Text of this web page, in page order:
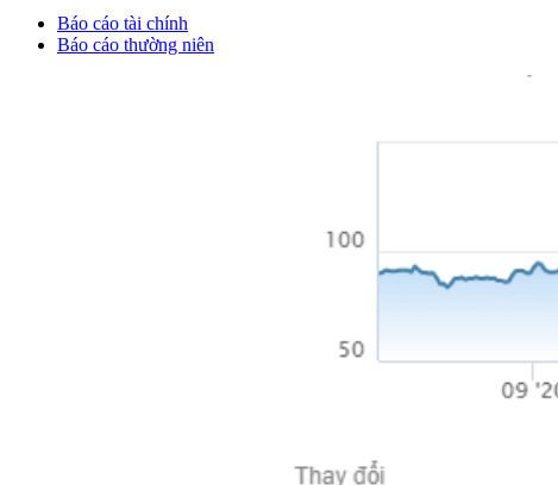
Báo cáo tài chính
Báo cáo thường niên